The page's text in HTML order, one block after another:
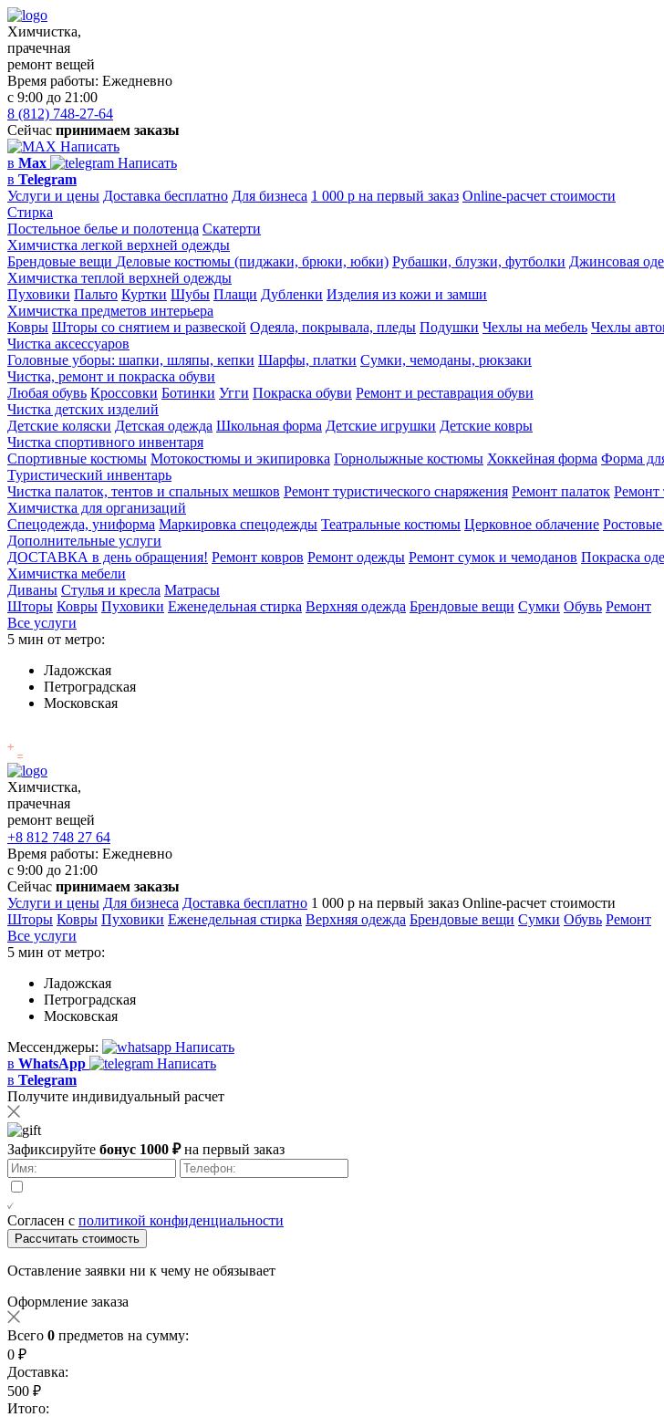
Химчистка,
прачечная
ремонт вещей
Время работы: Ежедневно
с 9:00 до 21:00
8 (812) 748-27-64
Сейчас принимаем заказы
Написать
в Max
Написать
в Telegram
Услуги и цены Доставка бесплатно Для бизнеса 1 000 р на первый заказ Online-расчет стоимости
Стирка
Постельное белье и полотенца Скатерти
Химчистка легкой верхней одежды
Брендовые вещи Деловые костюмы (пиджаки, брюки, юбки) Рубашки, блузки, футболки Джинсовая
Химчистка теплой верхней одежды
Пуховики Пальто Куртки Шубы Плащи Дубленки Изделия из кожи и замши
Химчистка предметов интерьера
Ковры Шторы со снятием и развеской Одеяла, покрывала, пледы Подушки Чехлы на мебель Чехлы
Чистка аксессуаров
Головные уборы: шапки, шляпы, кепки Шарфы, платки Сумки, чемоданы, рюкзаки
Чистка, ремонт и покраска обуви
Любая обувь Кроссовки Ботинки Угги Покраска обуви Ремонт и реставрация обуви
Чистка детских изделий
Детские коляски Детская одежда Школьная форма Детские игрушки Детские ковры
Чистка спортивного инвентаря
Спортивные костюмы Мотокостюмы и экипировка Горнолыжные костюмы Хоккейная форма Форма
Туристический инвентарь
Чистка палаток, тентов и спальных мешков Ремонт туристического снаряжения Ремонт палаток Ремонт
Химчистка для организаций
Спецодежда, униформа Маркировка спецодежды Театральные костюмы Церковное облачение
Дополнительные услуги
ДОСТАВКА в день обращения! Ремонт ковров Ремонт одежды Ремонт сумок и чемоданов Покраска
Химчистка мебели
Диваны Стулья и кресла Матрасы
Шторы Ковры Пуховики Еженедельная стирка Верхняя одежда Брендовые вещи Сумки Обувь Ремонт
Все услуги
5 мин от метро:
Ладожская
Петроградская
Московская
Химчистка,
прачечная
ремонт вещей
+8 812 748 27 64
Время работы: Ежедневно
с 9:00 до 21:00
Сейчас принимаем заказы
Услуги и цены Для бизнеса Доставка бесплатно 1 000 р на первый заказ Online-расчет стоимости
Шторы Ковры Пуховики Еженедельная стирка Верхняя одежда Брендовые вещи Сумки Обувь Ремонт
Все услуги
5 мин от метро:
Ладожская
Петроградская
Московская
Мессенджеры:
Написать
в WhatsApp
Написать
в Telegram
Получите индивидуальный расчет
Зафиксируйте бонус 1000 ₽на первый заказ
Согласен с политикой конфиденциальности
Рассчитать стоимость
Оставление заявки ни к чему не обязывает
Оформление заказа
Всего 0 предметов на сумму:
0 ₽
Доставка:
500 ₽
Итого: